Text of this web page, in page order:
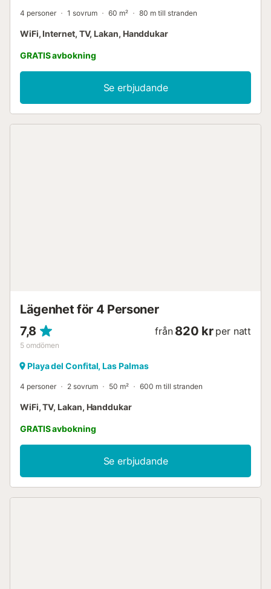
4 personer 1 sovrum 60 m² 80 m till stranden
WiFi, Internet, TV, Lakan, Handdukar
GRATIS avbokning
Se erbjudande
Lägenhet för 4 Personer
7,8
5 omdömen
från 820 kr per natt
Playa del Confital, Las Palmas
4 personer 2 sovrum 50 m² 600 m till stranden
WiFi, TV, Lakan, Handdukar
GRATIS avbokning
Se erbjudande